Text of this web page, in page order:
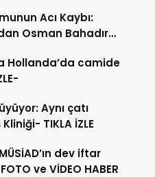
Acı Kaybı:
Osman Bahadır
Hollanda’da camide
Aynı çatı
TIKLA İZLE
dev iftar
ve VİDEO HABER